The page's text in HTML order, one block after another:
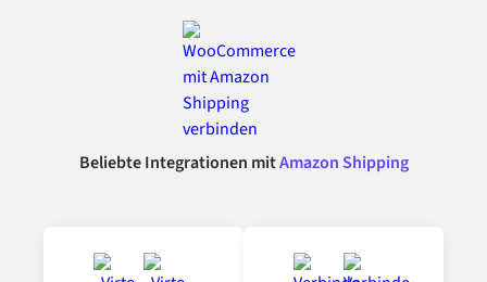
Beliebte Integrationen mitAmazon Shipping